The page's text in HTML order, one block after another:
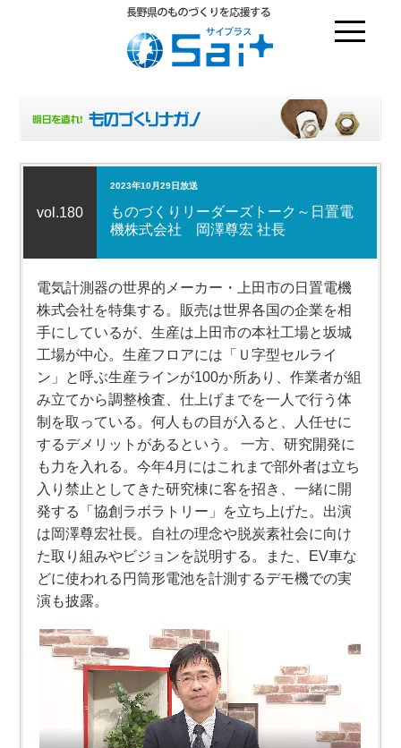
vol.180
2023年10月29日放送
ものづくりリーダーズトーク～日置電
機株式会社 岡澤尊宏 社長
電気計測器の世界的メーカー・上田市の日置電機
株式会社を特集する。販売は世界各国の企業を相
手にしているが、生産は上田市の本社工場と坂城
工場が中心。生産フロアには「Ｕ字型セルライ
ン」と呼ぶ生産ラインが100か所あり、作業者が組
み立てから調整検査、仕上げまでを一人で行う体
制を取っている。何人もの目が入ると、人任せに
するデメリットがあるという。 一方、研究開発に
も力を入れる。今年4月にはこれまで部外者は立ち
入り禁止としてきた研究棟に客を招き、一緒に開
発する「協創ラボラトリー」を立ち上げた。出演
は岡澤尊宏社長。自社の理念や脱炭素社会に向け
た取り組みやビジョンを説明する。また、EV車な
どに使われる円筒形電池を計測するデモ機での実
演も披露。